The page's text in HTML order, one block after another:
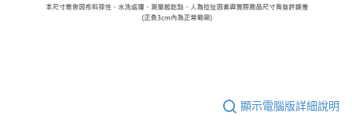
顯示電腦版詳細說明